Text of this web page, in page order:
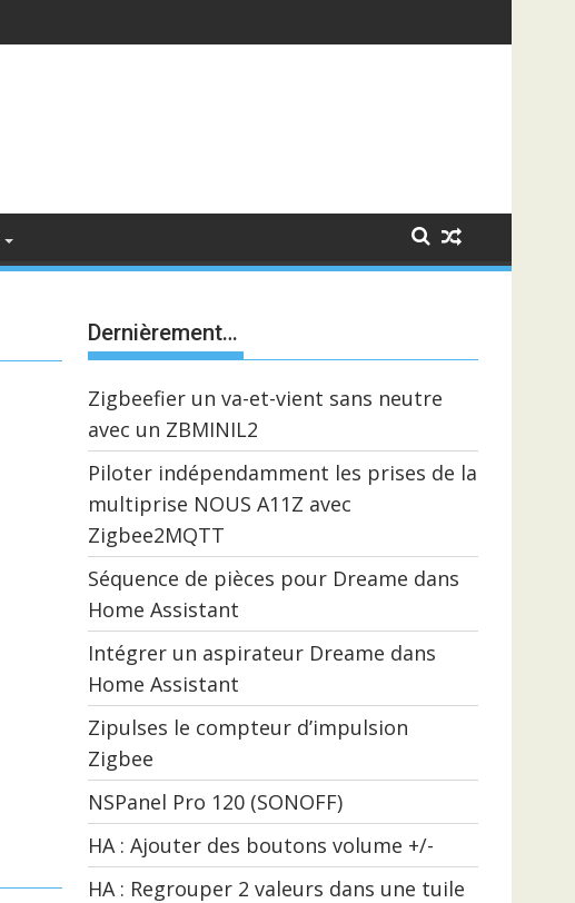
Dernièrement…
Zigbeefier un va-et-vient sans neutre
avec un ZBMINIL2
Piloter indépendamment les prises de la
multiprise NOUS A11Z avec
Zigbee2MQTT
Séquence de pièces pour Dreame dans
Home Assistant
Intégrer un aspirateur Dreame dans
Home Assistant
Zipulses le compteur d’impulsion
Zigbee
NSPanel Pro 120 (SONOFF)
HA : Ajouter des boutons volume +/-
HA : Regrouper 2 valeurs dans une tuile